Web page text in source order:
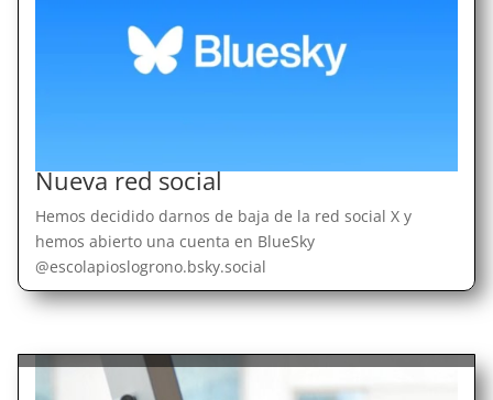
Nueva red social
Hemos decidido darnos de baja de la red social X y
hemos abierto una cuenta en BlueSky
@escolapioslogrono.bsky.social